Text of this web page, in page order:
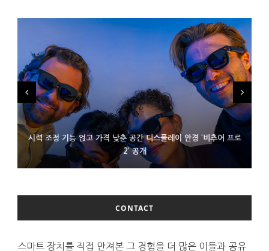
시력 조정 기능 얹고 가격 낮춘 공간 디스플레이 안경 ‘비추어 프로
2’ 공개
D램 부족에 10억달러어치 아이폰18 프로세서 패키징 대기 중
300~400달러 반지형 스피커 준비하는 오픈AI
CONTACT
스마트 장치를 직접 만져본 그 경험을 더 많은 이들과 공유